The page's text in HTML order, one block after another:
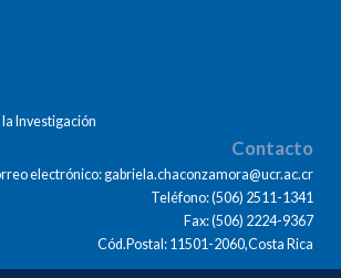
Investigación
Contacto
electrónico: gabriela.chaconzamora@ucr.ac.cr
Teléfono: (506) 2511-1341
Fax: (506) 2224-9367
Cód.Postal: 11501-2060,Costa Rica